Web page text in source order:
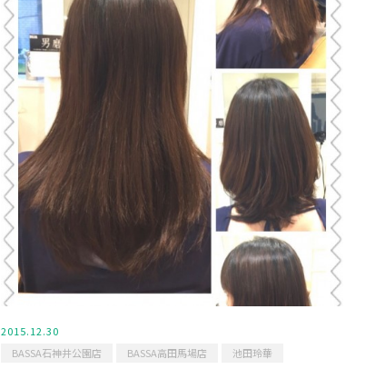
2015.12.30
BASSA石神井公園店
BASSA高田馬場店 池田玲華